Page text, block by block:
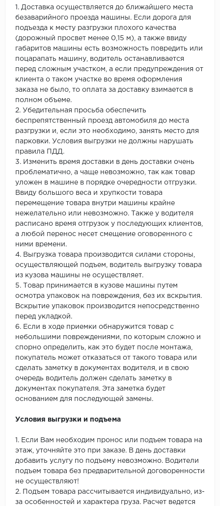
1. Доставка осуществляется до ближайшего места
безаварийного проезда машины. Если дорога для
подъезда к месту разгрузки плохого качества
(дорожный просвет менее 0,15 м), а также ввиду
габаритов машины есть возможность повредить или
поцарапать машину, водитель останавливается
перед сложным участком, а если предупреждения от
клиента о таком участке во время оформления
заказа не было, то оплата за доставку взимается в
полном объеме.
2. Убедительная просьба обеспечить
беспрепятственный проезд автомобиля до места
разгрузки и, если это необходимо, занять место для
парковки. Условия выгрузки не должны нарушать
правила ПДД.
3. Изменить время доставки в день доставки очень
проблематично, а чаще невозможно, так как товар
уложен в машине в порядке очередности отгрузки.
Ввиду большого веса и хрупкости товара
перемещение товара внутри машины крайне
нежелательно или невозможно. Также у водителя
расписано время отгрузок у последующих клиентов,
а любой перенос несет смещение оговоренного с
ними времени.
4. Выгрузка товара производится силами стороны,
осуществляющей подъем, водитель выгрузку товара
из кузова машины не осуществляет.
5. Товар принимается в кузове машины путем
осмотра упаковок на повреждения, без их вскрытия.
Вскрытие упаковок производится непосредственно
перед укладкой.
6. Если в ходе приемки обнаружится товар с
небольшими повреждениями, по которым сложно и
спорно определить, как это будет после монтажа,
покупатель может отказаться от такого товара или
сделать заметку в документах водителя, и в свою
очередь водитель должен сделать заметку в
документах покупателя. Эта заметка будет
основанием для последующей замены.
Условия выгрузки и подъема
1. Если Вам необходим пронос или подъем товара на
этаж, уточняйте это при заказе. В день доставки
добавить услугу по подъему невозможно. Водители
подъем товара без предварительной договоренности
не осуществляют!
2. Подъем товара рассчитывается индивидуально, из-
за особенностей и характера груза. Расчет ведется